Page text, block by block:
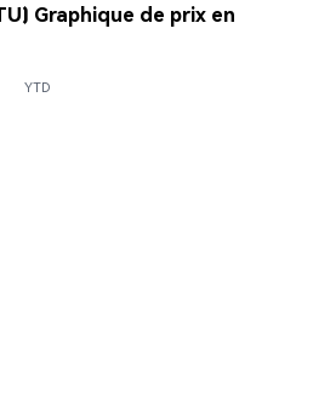
Graphique de prix en
YTD